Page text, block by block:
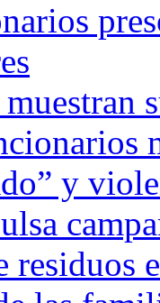
y
residuos